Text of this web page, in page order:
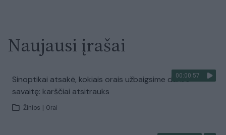
Naujausi įrašai
00:00:57
Sinoptikai atsakė, kokiais orais užbaigsime darbo
savaitę: karščiai atsitrauks
Žinios Orai